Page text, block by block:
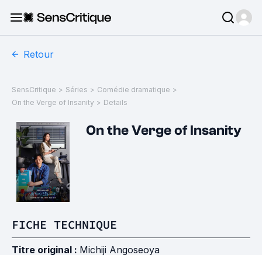
Retour
SensCritique > Séries > Comédie dramatique >
On the Verge of Insanity > Details
On the Verge of Insanity
FICHE TECHNIQUE
Titre original : Michiji Angoseoya